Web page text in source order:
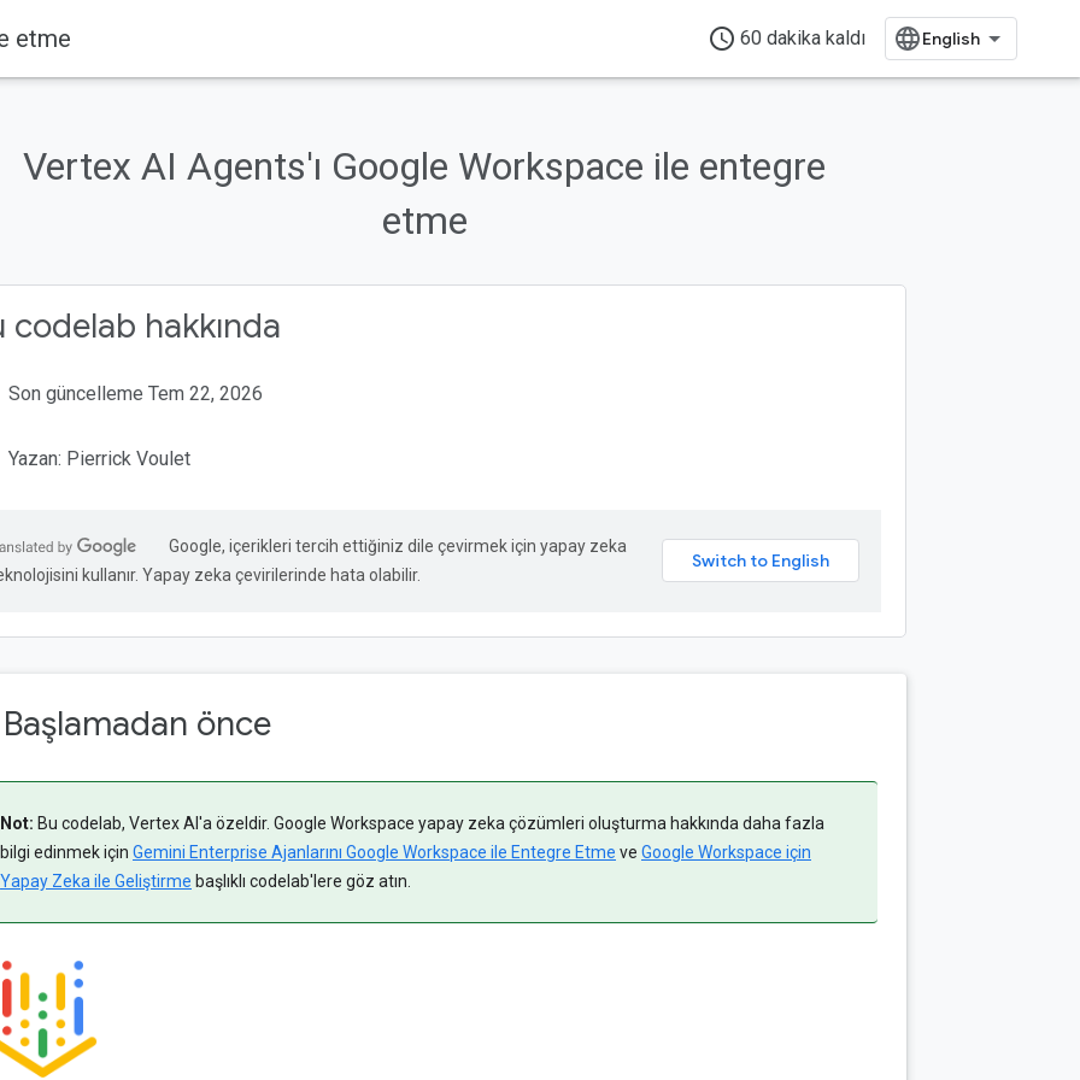
etme access_time 60 dakika kaldı
Vertex AI Agents'ı Google Workspace ile entegre
etme
codelab hakkında
Son güncelleme Tem 22, 2026
Yazan: Pierrick Voulet
Google, içerikleri tercih ettiğiniz dile çevirmek için yapay zeka
kullanır. Yapay zeka çevirilerinde hata olabilir.
Başlamadan önce
Not: Bu codelab, Vertex AI'a özeldir. Google Workspace yapay zeka çözümleri oluşturma hakkında daha fazla
bilgi edinmek için Gemini Enterprise Ajanlarını Google Workspace ile Entegre Etme ve Google Workspace için
Yapay Zeka ile Geliştirme başlıklı codelab'lere göz atın.